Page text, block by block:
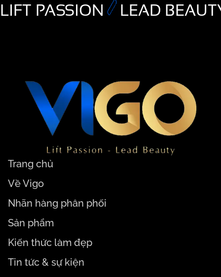
LIFT PASSION LEAD
Trang chủ
Về Vigo
Nhãn hàng phân phối
Sản phẩm
Kiến thức làm đẹp
Tin tức & sự kiện